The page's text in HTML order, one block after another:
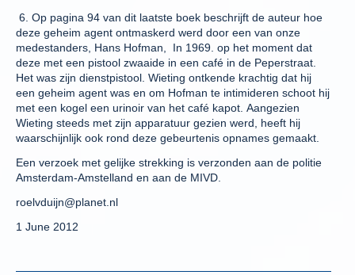
6. Op pagina 94 van dit laatste boek beschrijft de auteur hoe
deze geheim agent ontmaskerd werd door een van onze
medestanders, Hans Hofman, In 1969. op het moment dat
deze met een pistool zwaaide in een café in de Peperstraat.
Het was zijn dienstpistool. Wieting ontkende krachtig dat hij
een geheim agent was en om Hofman te intimideren schoot hij
met een kogel een urinoir van het café kapot. Aangezien
Wieting steeds met zijn apparatuur gezien werd, heeft hij
waarschijnlijk ook rond deze gebeurtenis opnames gemaakt.
Een verzoek met gelijke strekking is verzonden aan de politie
Amsterdam-Amstelland en aan de MIVD.
roelvduijn@planet.nl
1 June 2012